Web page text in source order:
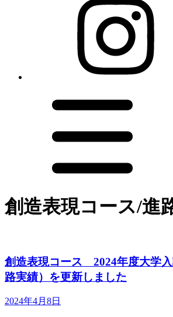
創造表現コース/進
創造表現コース 2024年度大学
路実績）を更新しました
2024年4月8日